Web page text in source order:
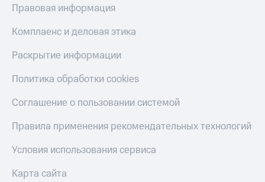
Правовая информация
Комплаенс и деловая этика
Раскрытие информации
Политика обработки cookies
Соглашение о пользовании системой
Правила применения рекомендательных технологий
Условия использования сервиса
Карта сайта